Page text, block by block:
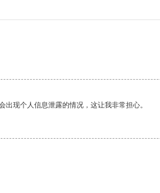
现个人信息泄露的情况，这让我非常担心。